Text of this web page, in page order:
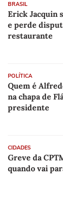
BRASIL
Erick Jacquin
e perde
restaurante
POLÍTICA
Quem é
na chapa de
presidente
CIDADES
Greve da
quando vai